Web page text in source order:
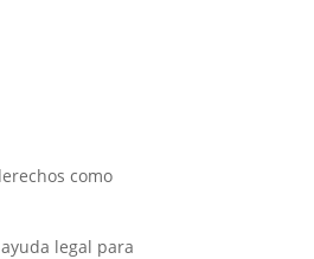
como
legal para